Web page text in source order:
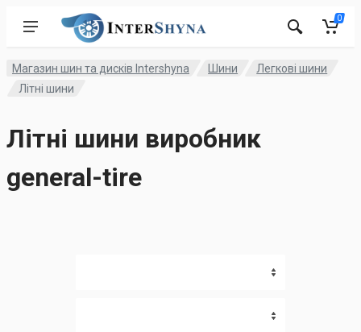
0
Магазин шин та дисків Intershyna Шини
Легкові шини
Літні шини
Літні шини виробник
general-tire